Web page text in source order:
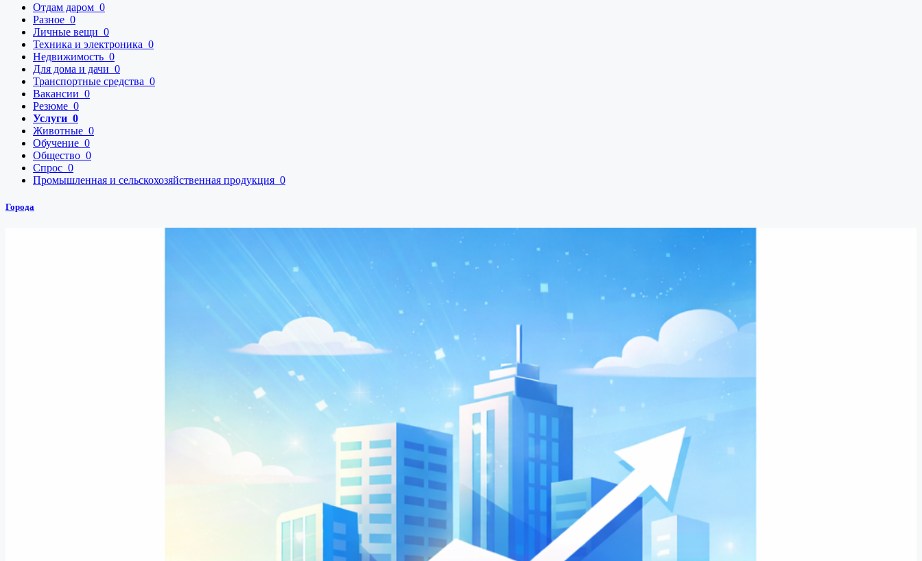
Отдам даром 0
Разное 0
Личные вещи 0
Техника и электроника 0
Недвижимость 0
Для дома и дачи 0
Транспортные средства 0
Вакансии 0
Резюме 0
Услуги 0
Животные 0
Обучение 0
Общество 0
Спрос 0
Промышленная и сельскохозяйственная продукция 0
Города